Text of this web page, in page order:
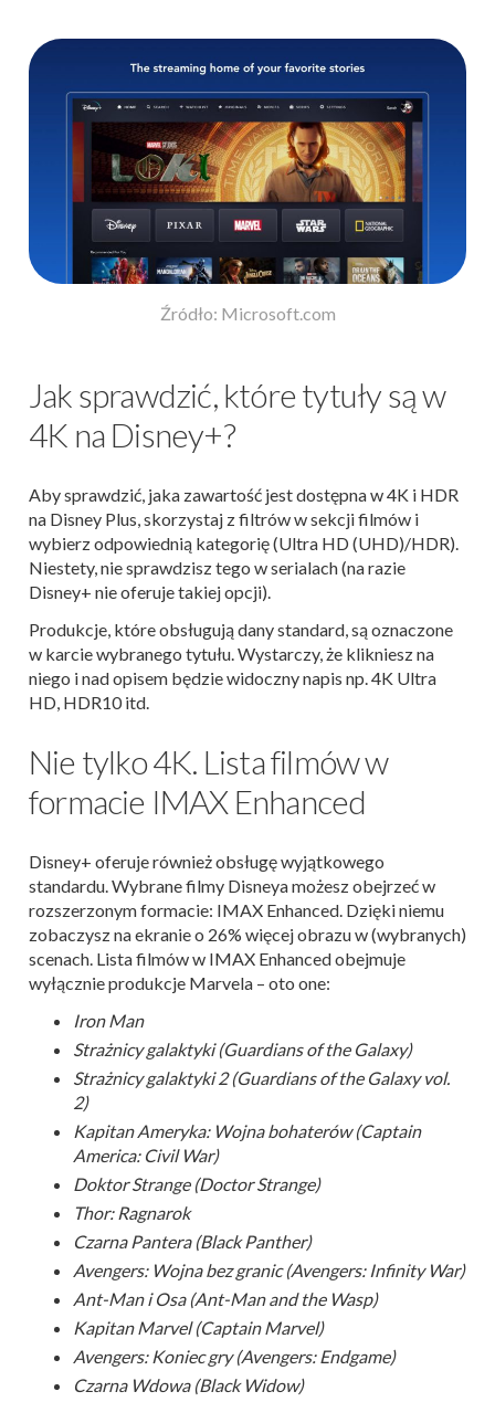
Źródło: Microsoft.com
Jak sprawdzić, które tytuły są w
4K na Disney+?
Aby sprawdzić, jaka zawartość jest dostępna w 4K i HDR
na Disney Plus, skorzystaj z filtrów w sekcji filmów i
wybierz odpowiednią kategorię (Ultra HD (UHD)/HDR).
Niestety, nie sprawdzisz tego w serialach (na razie
Disney+ nie oferuje takiej opcji).
Produkcje, które obsługują dany standard, są oznaczone
w karcie wybranego tytułu. Wystarczy, że klikniesz na
niego i nad opisem będzie widoczny napis np. 4K Ultra
HD, HDR10 itd.
Nie tylko 4K. Lista filmów w
formacie IMAX Enhanced
Disney+ oferuje również obsługę wyjątkowego
standardu. Wybrane filmy Disneya możesz obejrzeć w
rozszerzonym formacie: IMAX Enhanced. Dzięki niemu
zobaczysz na ekranie o 26% więcej obrazu w (wybranych)
scenach. Lista filmów w IMAX Enhanced obejmuje
wyłącznie produkcje Marvela – oto one:
Iron Man
Strażnicy galaktyki (Guardians of the Galaxy)
Strażnicy galaktyki 2 (Guardians of the Galaxy vol.
2)
Kapitan Ameryka: Wojna bohaterów (Captain
America: Civil War)
Doktor Strange (Doctor Strange)
Thor: Ragnarok
Czarna Pantera (Black Panther)
Avengers: Wojna bez granic (Avengers: Infinity War)
Ant-Man i Osa (Ant-Man and the Wasp)
Kapitan Marvel (Captain Marvel)
Avengers: Koniec gry (Avengers: Endgame)
Czarna Wdowa (Black Widow)